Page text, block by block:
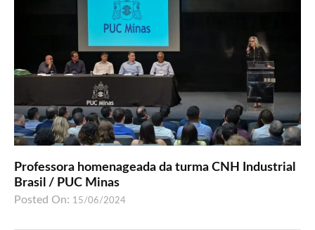
Professora homenageada da turma CNH Industrial
Brasil / PUC Minas
Posted On: 15/06/2024